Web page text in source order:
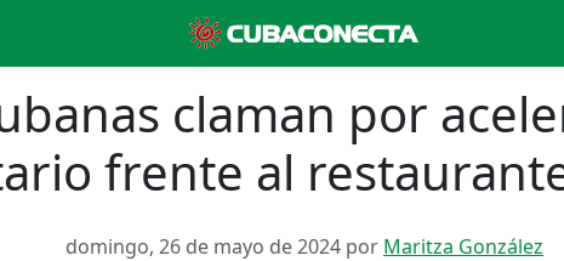
claman por
frente al
domingo, 26 de mayo de 2024 por Maritza González